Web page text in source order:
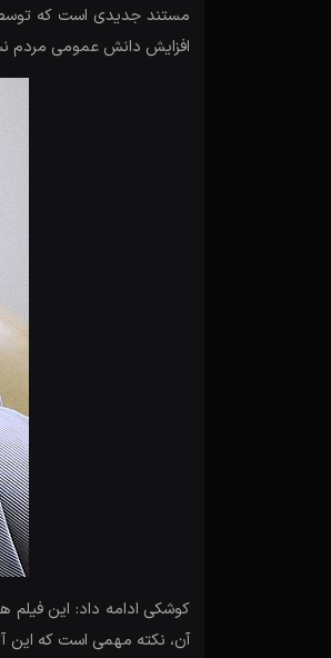
مستند جدیدی است که توسط
افزایش دانش عمومی مردم
کوشکی ادامه داد: این فیلم
آن، نکته مهمی است که این